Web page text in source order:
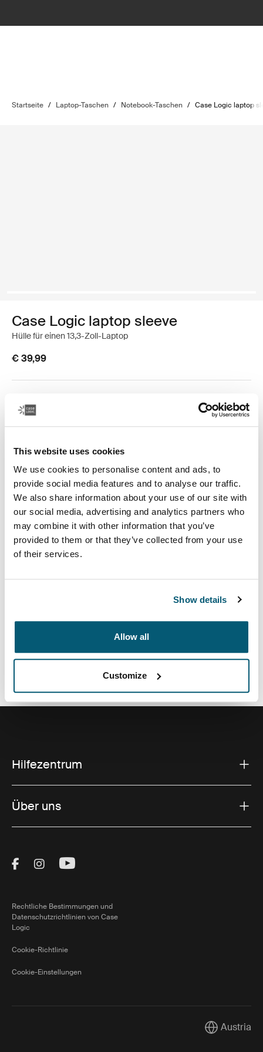
This website uses cookies
We use cookies to personalise content and ads, to
provide social media features and to analyse our traffic.
We also share information about your use of our site with
our social media, advertising and analytics partners who
may combine it with other information that you’ve
provided to them or that they’ve collected from your use
of their services.
Show details
Allow all
Customize
Startseite / Laptop-Taschen / Notebook-Taschen / Case Logic laptop
Case Logic laptop sleeve
Hülle für einen 13,3-Zoll-Laptop
€ 39,99
Die schlanke, kompaktes und trotzdem stilvolle EVA-
Hülle eignet sich perfekt für den gefahrlosen Transport
von Notebooks mit einer Bildschirmdiagonale bis 13,3
Zoll.
Toggle features
Alle Eigenschaften
Technische Daten
Hilfezentrum
Über uns
Visit Thule on Facebook (external link)
Visit Thule on Instagram (external link)
Visit Thule on Youtube (external
Rechtliche Bestimmungen und
Datenschutzrichtlinien von Case
Logic
Cookie-Richtlinie
Cookie-Einstellungen
Current
Austria